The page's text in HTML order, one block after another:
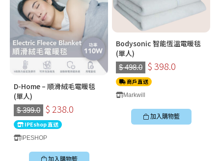
D-Home – 順滑絨毛電暖毯
(單人)
$ 399.0 $ 238.0
IPEshop 直送
IPESHOP
加入購物籃
Bodysonic 智能恆溫電暖毯
(單人)
$ 498.0 $ 398.0
商戶直送
Markwill
加入購物籃